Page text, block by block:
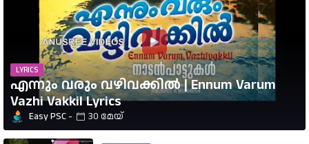
LYRICS
എന്നും വരും വഴിവക്കിൽ | Ennum Varum
Vazhi Vakkil Lyrics
Easy PSC 30 മേയ്